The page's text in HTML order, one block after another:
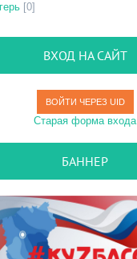
[0]
ВХОД НА САЙТ
ВОЙТИ ЧЕРЕЗ UID
Старая форма входа
БАННЕР